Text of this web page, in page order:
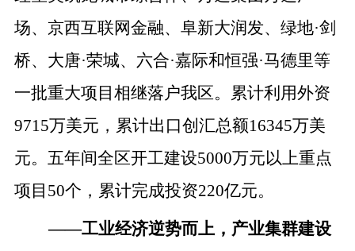
场、 京西互联网金融、阜新大润发、绿地·剑
桥、大唐·荣城、六合·嘉际和恒强·马德里等
一批重大项目相继落户我区。累计利用外资
9715万美元，累计出口创汇总额16345万美
元。五年间全区开工建设5000万元以上重点
项目50个，累计完成投资220亿元。
——工业经济逆势而上，产业集群建设